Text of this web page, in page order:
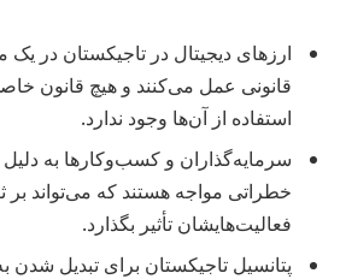
ارزهای دیجیتال در تاجیکستان در
قانونی عمل می‌کنند و هیچ قانون
استفاده از آن‌ها وجود ندارد.
سرمایه‌گذاران و کسب‌وکارها به
خطراتی مواجه هستند که می‌تواند بر
فعالیت‌هایشان تأثیر بگذارد.
پتانسیل تاجیکستان برای تبدیل شدن